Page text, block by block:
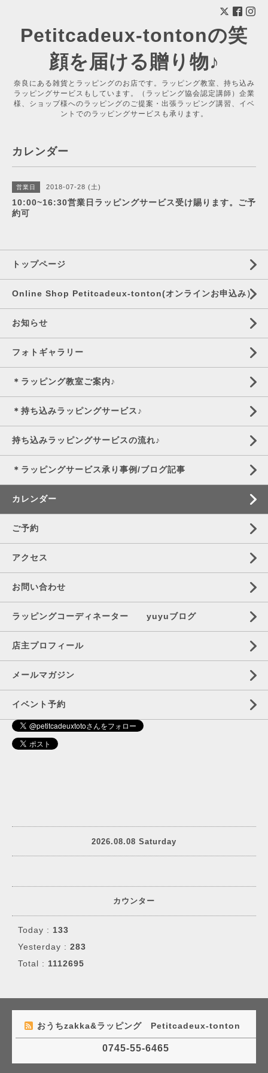
Petitcadeux-tontonの笑
顔を届ける贈り物♪
奈良にある雑貨とラッピングのお店です。ラッピング教室、持ち込み
ラッピングサービスもしています。（ラッピング協会認定講師）企業
様、ショップ様へのラッピングのご提案・出張ラッピング講習、イベ
ントでのラッピングサービスも承ります。
カレンダー
営業日 2018-07-28 (土)
10:00~16:30営業日ラッピングサービス受け賜ります。ご予
約可
トップページ
Online Shop Petitcadeux-tonton(オンラインお申込み）
お知らせ
フォトギャラリー
＊ラッピング教室ご案内♪
＊持ち込みラッピングサービス♪
持ち込みラッピングサービスの流れ♪
＊ラッピングサービス承り事例/ブログ記事
カレンダー
ご予約
アクセス
お問い合わせ
ラッピングコーディネーター yuyuブログ
店主プロフィール
メールマガジン
イベント予約
2026.08.08 Saturday
カウンター
Today : 133
Yesterday : 283
Total : 1112695
おうちzakka&ラッピング Petitcadeux-tonton
0745-55-6465